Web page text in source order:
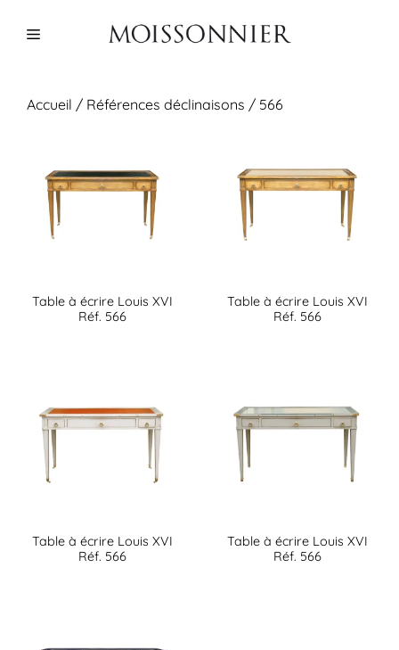
Menu
Accueil / Références déclinaisons / 566
Table à écrire Louis XVI
Réf. 566
Table à écrire Louis XVI
Réf. 566
Table à écrire Louis XVI
Réf. 566
Table à écrire Louis XVI
Réf. 566